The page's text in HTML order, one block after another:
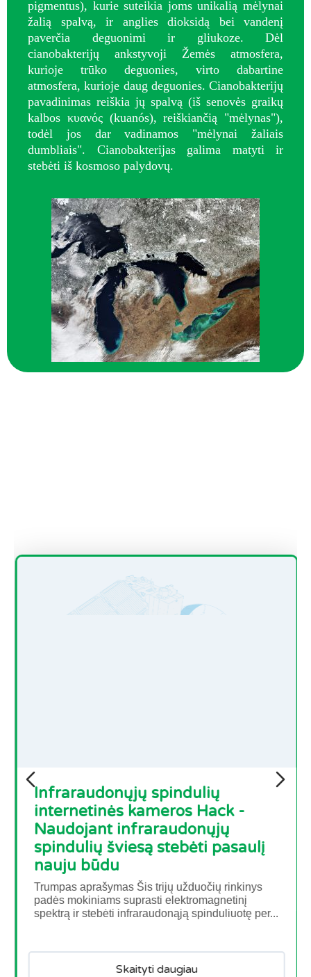
pigmentus), kurie suteikia joms unikalią mėlynai
žalią spalvą, ir anglies dioksidą bei vandenį
paverčia deguonimi ir gliukoze. Dėl
cianobakterijų ankstyvoji Žemės atmosfera,
kurioje trūko deguonies, virto dabartine
atmosfera, kurioje daug deguonies. Cianobakterijų
pavadinimas reiškia jų spalvą (iš senovės graikų
kalbos κυανός (kuanós), reiškiančią "mėlynas"),
todėl jos dar vadinamos "mėlynai žaliais
dumbliais". Cianobakterijas galima matyti ir
stebėti iš kosmoso palydovų.
Infraraudonųjų spindulių
internetinės kameros Hack -
Naudojant infraraudonųjų
spindulių šviesą stebėti pasaulį
nauju būdu
Trumpas aprašymas Šis trijų užduočių rinkinys
padės mokiniams suprasti elektromagnetinį
spektrą ir stebėti infraraudonąją spinduliuotę per...
Skaityti daugiau